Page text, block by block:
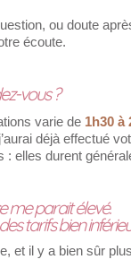
ou doute
écoute.
vous ?
varie de 1h30 à
déjà effectué
elles durent
me parait élevé.
tarifs bien
et il y a bien sûr